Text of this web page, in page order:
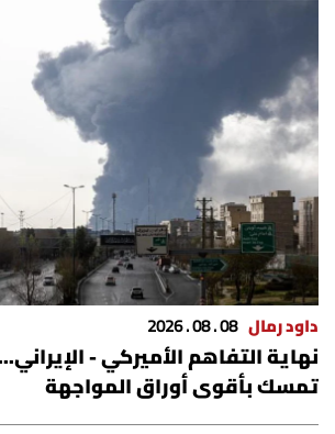
داود رمال 08 . 08 . 2026
نهاية التفاهم الأميركي -
تمسك بأقوى أوراق المواجهة